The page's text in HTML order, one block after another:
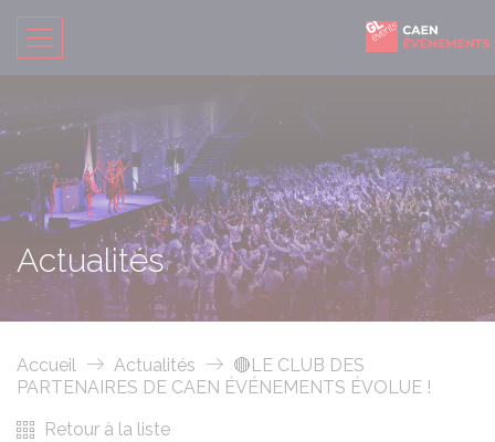
Actualités
Accueil Actualités
🔴LE CLUB DES
PARTENAIRES DE CAEN ÉVÉNEMENTS ÉVOLUE !
Retour à la liste